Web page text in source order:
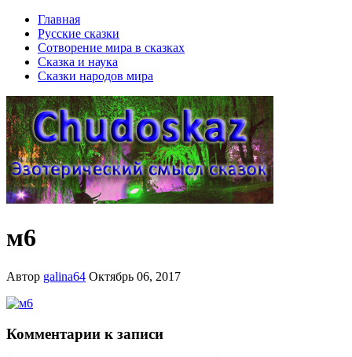
Главная
Русские сказки
Сотворение мира в сказках
Сказка и наука
Сказки народов мира
м6
Автор galina64 Октябрь 06, 2017
Комментарии к записи